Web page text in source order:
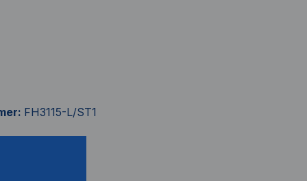
FH3115-L/ST1